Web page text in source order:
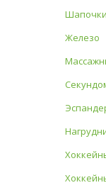
Шапочки
Железо